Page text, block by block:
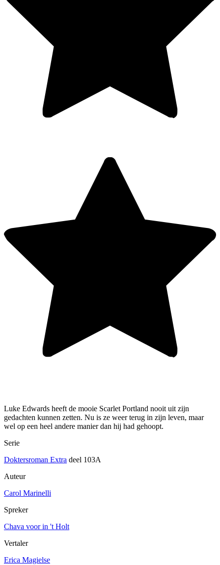
Luke Edwards heeft de mooie Scarlet Portland nooit uit zijn
gedachten kunnen zetten. Nu is ze weer terug in zijn leven, maar
wel op een heel andere manier dan hij had gehoopt.
Serie
Doktersroman Extra deel 103A
Auteur
Carol Marinelli
Spreker
Chava voor in 't Holt
Vertaler
Erica Magielse